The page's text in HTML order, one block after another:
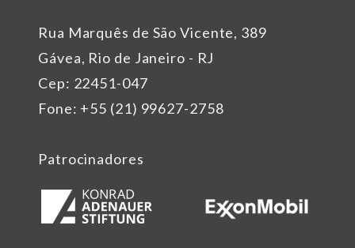
Rua Marquês de São Vicente, 389
Gávea, Rio de Janeiro - RJ
Cep: 22451-047
Fone: +55 (21) 99627-2758
Patrocinadores